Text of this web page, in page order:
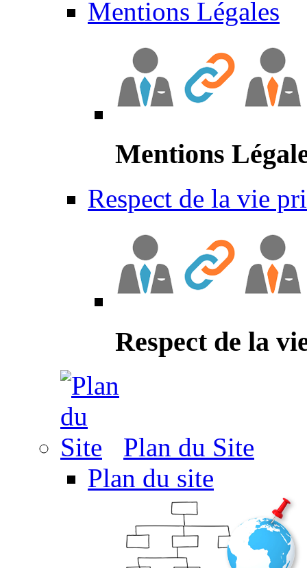
Mentions Légales
Mentions
Respect de la vie
Respect de la
Plan du Site
Plan du site